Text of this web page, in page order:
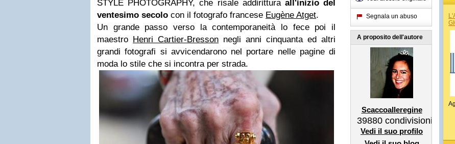
STYLE PHOTOGRAPHY, che risale addirittura all'inizio del
ventesimo secolo con il fotografo francese Eugène Atget.
Un grande passo verso la contemporaneità lo fece poi il
maestro Henri Cartier-Bresson negli anni cinquanta ed altri
grandi fotografi si avvicendarono nel portare nelle pagine di
moda lo stile che si incontra per strada.
Segnala un abuso
A proposito dell'autore
Scaccoalleregine
39880 condivisioni
Vedi il suo profilo